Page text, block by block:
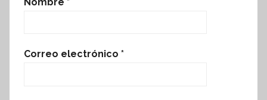
Correo electrónico *